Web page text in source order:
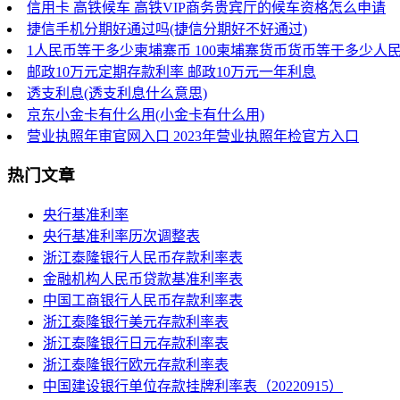
信用卡 高铁候车 高铁VIP商务贵宾厅的候车资格怎么申请
捷信手机分期好通过吗(捷信分期好不好通过)
1人民币等于多少柬埔寨币 100柬埔寨货币货币等于多少人
邮政10万元定期存款利率 邮政10万元一年利息
透支利息(透支利息什么意思)
京东小金卡有什么用(小金卡有什么用)
营业执照年审官网入口 2023年营业执照年检官方入口
热门文章
央行基准利率
央行基准利率历次调整表
浙江泰隆银行人民币存款利率表
金融机构人民币贷款基准利率表
中国工商银行人民币存款利率表
浙江泰隆银行美元存款利率表
浙江泰隆银行日元存款利率表
浙江泰隆银行欧元存款利率表
中国建设银行单位存款挂牌利率表（20220915）